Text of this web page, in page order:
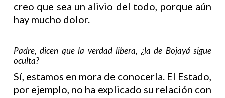
creo que sea un alivio del todo, porque aún
hay mucho dolor.
Padre, dicen que la verdad libera, ¿la de Bojayá sigue
oculta?
Sí, estamos en mora de conocerla. El Estado,
por ejemplo, no ha explicado su relación con